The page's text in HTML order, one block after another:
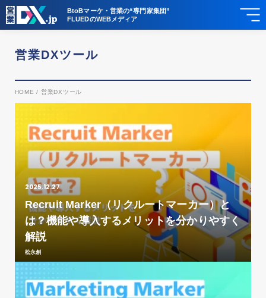
BtoBマーケ・営業の“専門家集団”
FLUEDのWEBメディア
営業DXツール
HOME / 営業DXツール
2025.12.27
Recruit Marker（リクルートマーカー）と
は？機能や導入するメリットを分かりやすく
解説
松永創